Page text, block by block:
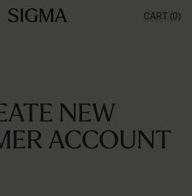
CART (0)
NEW
ACCOUNT